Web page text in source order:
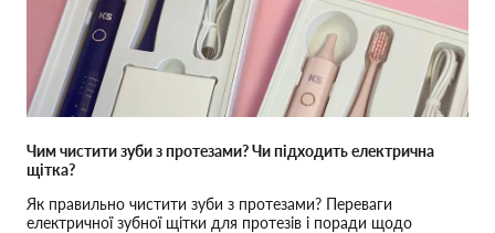
Чим чистити зуби з протезами? Чи підходить електрична
щітка?
Як правильно чистити зуби з протезами? Переваги
електричної зубної щітки для протезів і поради щодо